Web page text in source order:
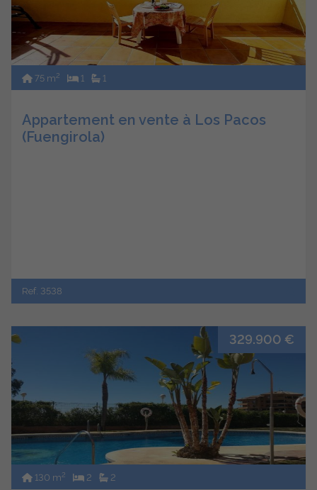
75 m2 1 1
Appartement en vente à Los Pacos
(Fuengirola)
Ref. 3538
329.900 €
130 m2 2 2